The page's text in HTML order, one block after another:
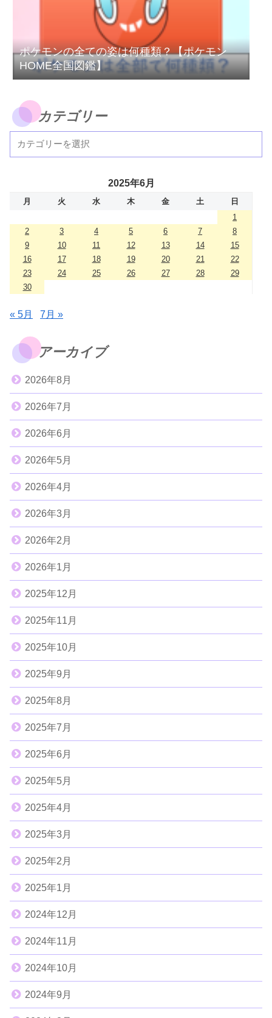
ポケモンの全ての姿は何種類？【ポケモン
HOME全国図鑑】
カテゴリー
2025年6月
月 火 水 木 金 土
日
1
2
3 4 5 6 7
8
9
10 11 12 13 14
15
16
17 18 19 20 21
22
23
24 25 26 27 28
29
30
« 5月 7月 »
アーカイブ
2026年8月
2026年7月
2026年6月
2026年5月
2026年4月
2026年3月
2026年2月
2026年1月
2025年12月
2025年11月
2025年10月
2025年9月
2025年8月
2025年7月
2025年6月
2025年5月
2025年4月
2025年3月
2025年2月
2025年1月
2024年12月
2024年11月
2024年10月
2024年9月